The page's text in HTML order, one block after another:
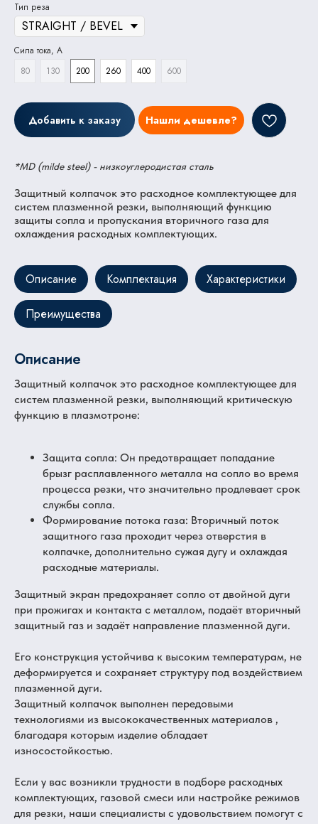
Тип реза
Сила тока, А
80
130 200 260 400 600
Добавить к заказу Нашли дешевле?
*MD (milde steel) - низкоуглеродистая сталь
Защитный колпачок это расходное комплектующее для
систем плазменной резки, выполняющий функцию
защиты сопла и пропускания вторичного газа для
охлаждения расходных комплектующих.
Описание Комплектация Характеристики
Преимущества
Описание
Защитный колпачок это расходное комплектующее для
систем плазменной резки, выполняющий критическую
функцию в плазмотроне:
Защита сопла: Он предотвращает попадание
брызг расплавленного металла на сопло во время
процесса резки, что значительно продлевает срок
службы сопла.
Формирование потока газа: Вторичный поток
защитного газа проходит через отверстия в
колпачке, дополнительно сужая дугу и охлаждая
расходные материалы.
Защитный экран предохраняет сопло от двойной дуги
при прожигах и контакта с металлом, подаёт вторичный
защитный газ и задаёт направление плазменной дуги.
Его конструкция устойчива к высоким температурам, не
деформируется и сохраняет структуру под воздействием
плазменной дуги.
Защитный колпачок выполнен передовыми
технологиями из высококачественных материалов ,
благодаря которым изделие обладает
износостойкостью.
Если у вас возникли трудности в подборе расходных
комплектующих, газовой смеси или настройке режимов
для резки, наши специалисты с удовольствием помогут с